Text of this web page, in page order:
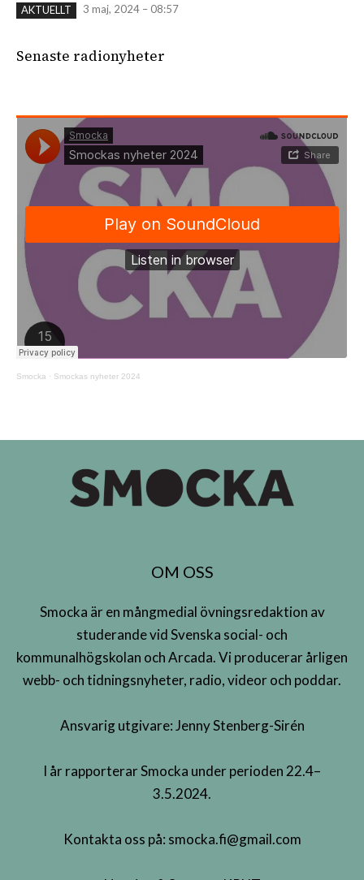
AKTUELLT 3 maj, 2024 – 08:57
Senaste radionyheter
Smocka · Smockas nyheter 2024
OM OSS
Smocka är en mångmedial övningsredaktion av
studerande vid Svenska social- och
kommunalhögskolan och Arcada. Vi producerar årligen
webb- och tidningsnyheter, radio, videor och poddar.
Ansvarig utgivare: Jenny Stenberg-Sirén
I år rapporterar Smocka under perioden 22.4–
3.5.2024.
Kontakta oss på: smocka.fi@gmail.com